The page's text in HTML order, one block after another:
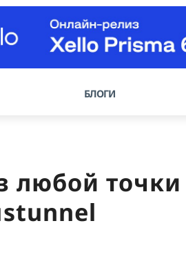
БЛОГИ
любой